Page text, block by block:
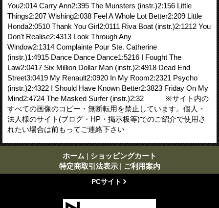
You2:014 Carry Ann2:395 The Munsters (instr.)2:156 Little
Things2:207 Wishing2:038 Feel A Whole Lot Better2:209 Little
Honda2:0510 Thank You Girl2:0111 Riva Boat (instr.)2:1212 You
Don't Realise2:4313 Look Through Any
Window2:1314 Complainte Pour Ste. Catherine
(instr.)1:4915 Dance Dance Dance1:5216 I Fought The
Law2:0417 Six Million Dollar Man (instr.)2:4918 Dead End
Street3:0419 My Renault2:0920 In My Room2:2321 Psycho
(instr.)2:4322 I Should Have Known Better2:3823 Friday On My
Mind2:4724 The Masked Surfer (instr.)2:32 ※サイト内の
すべての画像のコピー・無断転用を禁止しています。個人・
法人様のサイト(ブログ・HP・掲示板等)でのご紹介で使用さ
れたい場合は前もってご連絡下さい
ホーム | ショッピングカート
特定商取引法表示 | ご利用案内
PCサイト